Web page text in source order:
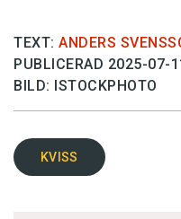
TEXT: ANDERS
PUBLICERAD 2025-07-
BILD: ISTOCKPHOTO
KVISS